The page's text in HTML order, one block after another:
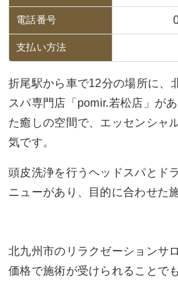
電話番号
支払い方法
折尾駅から車で12分の場所に、
スパ専門店「pomir.若松店」が
た癒しの空間で、エッセンシャ
気です。
頭皮洗浄を行うヘッドスパとド
ニューがあり、目的に合わせた
北九州市のリラクゼーションサ
価格で施術が受けられることで